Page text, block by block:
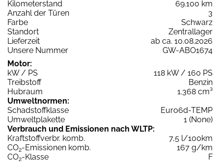
Kilometerstand
69.100 km
Anzahl der Türen
3
Farbe
Schwarz
Standort
Zentrallager
Lieferzeit
ab ca. 10.08.2026
Unsere Nummer
GW-ABO1674
Motor:
kW / PS
118 kW / 160 PS
Treibstoff
Benzin
Hubraum
1.368 cm³
Umweltnormen:
Schadstoffklasse
Euro6d-TEMP
Umweltplakette
1 (None)
Verbrauch und Emissionen nach WLTP:
Kraftstoffverbr. komb.
7,5 l/100km
CO2-Emissionen komb.
167 g/km
CO2-Klasse
F